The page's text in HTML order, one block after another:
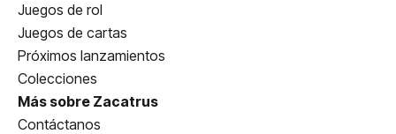
Juegos de rol
Juegos de cartas
Próximos lanzamientos
Colecciones
Más sobre Zacatrus
Contáctanos